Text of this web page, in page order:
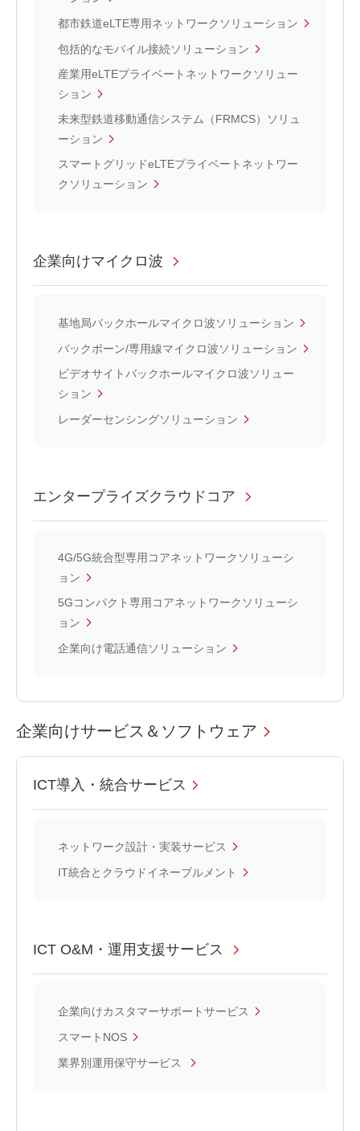
都市鉄道eLTE専用ネットワークソリューション
包括的なモバイル接続ソリューション
産業用eLTEプライベートネットワークソリュー
ション
未来型鉄道移動通信システム（FRMCS）ソリュ
ーション
スマートグリッドeLTEプライベートネットワー
クソリューション
企業向けマイクロ波
基地局バックホールマイクロ波ソリューション
バックボーン/専用線マイクロ波ソリューション
ビデオサイトバックホールマイクロ波ソリュー
ション
レーダーセンシングソリューション
エンタープライズクラウドコア
4G/5G統合型専用コアネットワークソリューシ
ョン
5Gコンパクト専用コアネットワークソリューシ
ョン
企業向け電話通信ソリューション
企業向けサービス＆ソフトウェア
ICT導入・統合サービス
ネットワーク設計・実装サービス
IT統合とクラウドイネーブルメント
ICT O&M・運用支援サービス
企業向けカスタマーサポートサービス
スマートNOS
業界別運用保守サービス